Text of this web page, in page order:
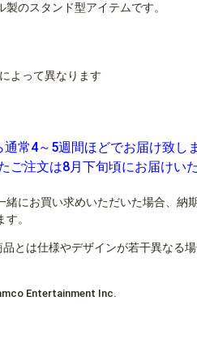
のスタンド型アイテムです。
よって異なります
常4～5週間ほどでお届け致しま
注文は8月下旬頃にお届けいた
緒にお買い求めいただいた場合、納
。
とは仕様やデザインが若干異なる
Entertainment Inc.